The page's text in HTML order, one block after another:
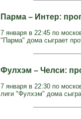
Парма – Интер:
7 января в 22:45 по
"Парма" дома сыграет
Фулхэм – Челси:
7 января в 22:30 по
лиги "Фулхэм" дома